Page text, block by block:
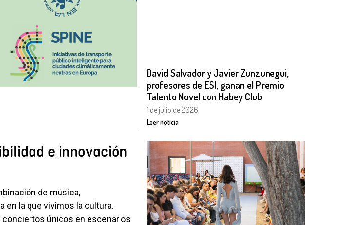
e innovación
de música,
en la que vivimos la cultura.
conciertos únicos en escenarios
David Salvador y Javier Zunzunegui,
profesores de ESI, ganan el Premio
Talento Novel con Habey Club
1 de julio de 2026
Leer noticia